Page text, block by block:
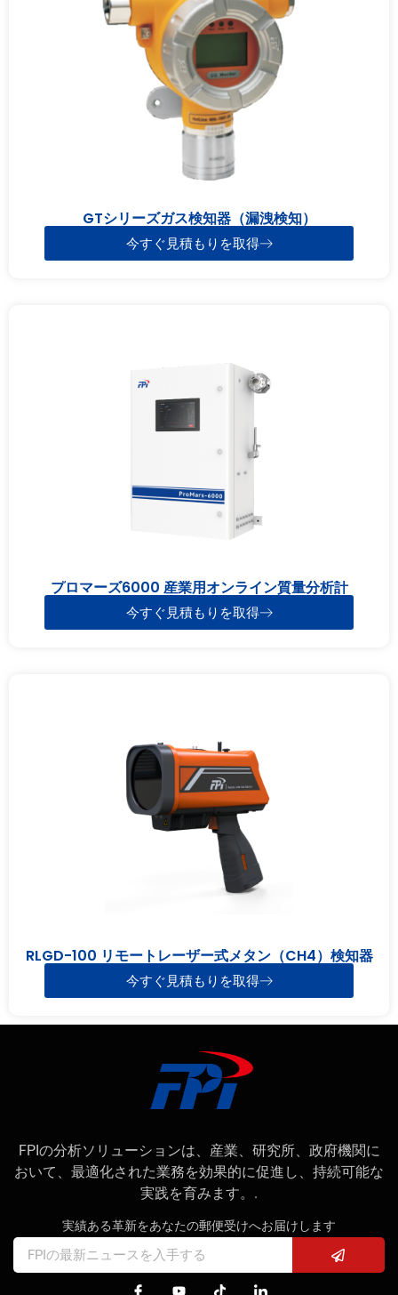
GTシリーズガス検知器（漏洩検知）
今すぐ見積もりを取得
プロマーズ6000 産業用オンライン質量分析計
今すぐ見積もりを取得
RLGD-100 リモートレーザー式メタン（CH4）検知器
今すぐ見積もりを取得
FPIの分析ソリューションは、産業、研究所、政府機関に
おいて、最適化された業務を効果的に促進し、持続可能な
実践を育みます。.
実績ある革新をあなたの郵便受けへお届けします